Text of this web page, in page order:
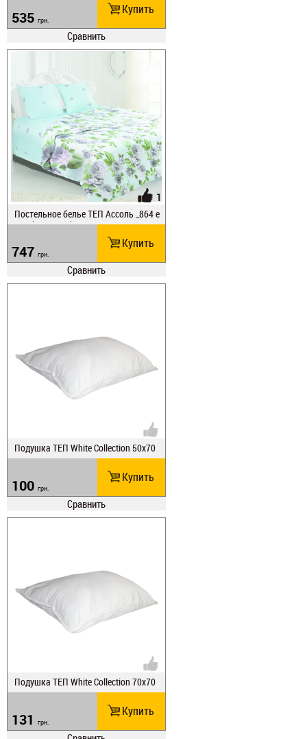
535 грн.
Купить
Сравнить
1
Постельное белье ТЕП Ассоль _864 е
вро (864_евро)
747 грн.
Купить
Сравнить
Подушка ТЕП White Collection 50х70
100 грн.
Купить
Сравнить
Подушка ТЕП White Collection 70х70
131 грн.
Купить